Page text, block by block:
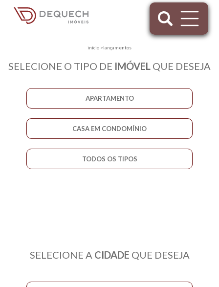
início >lançamentos
SELECIONE O TIPO DE IMÓVEL QUE DESEJA
APARTAMENTO
CASA EM CONDOMÍNIO
TODOS OS TIPOS
SELECIONE A CIDADE QUE DESEJA